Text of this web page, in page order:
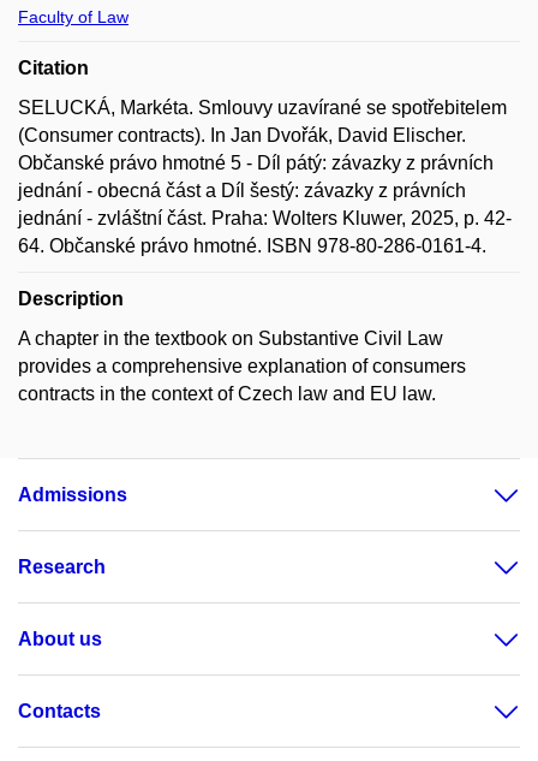
Faculty of Law
Citation
SELUCKÁ, Markéta. Smlouvy uzavírané se spotřebitelem
(Consumer contracts). In Jan Dvořák, David Elischer.
Občanské právo hmotné 5 - Díl pátý: závazky z právních
jednání - obecná část a Díl šestý: závazky z právních
jednání - zvláštní část. Praha: Wolters Kluwer, 2025, p. 42-
64. Občanské právo hmotné. ISBN 978-80-286-0161-4.
Description
A chapter in the textbook on Substantive Civil Law
provides a comprehensive explanation of consumers
contracts in the context of Czech law and EU law.
Admissions
Research
About us
Contacts